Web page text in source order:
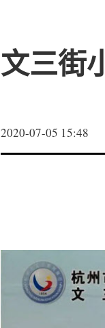
文三街
2020-07-05 15:48